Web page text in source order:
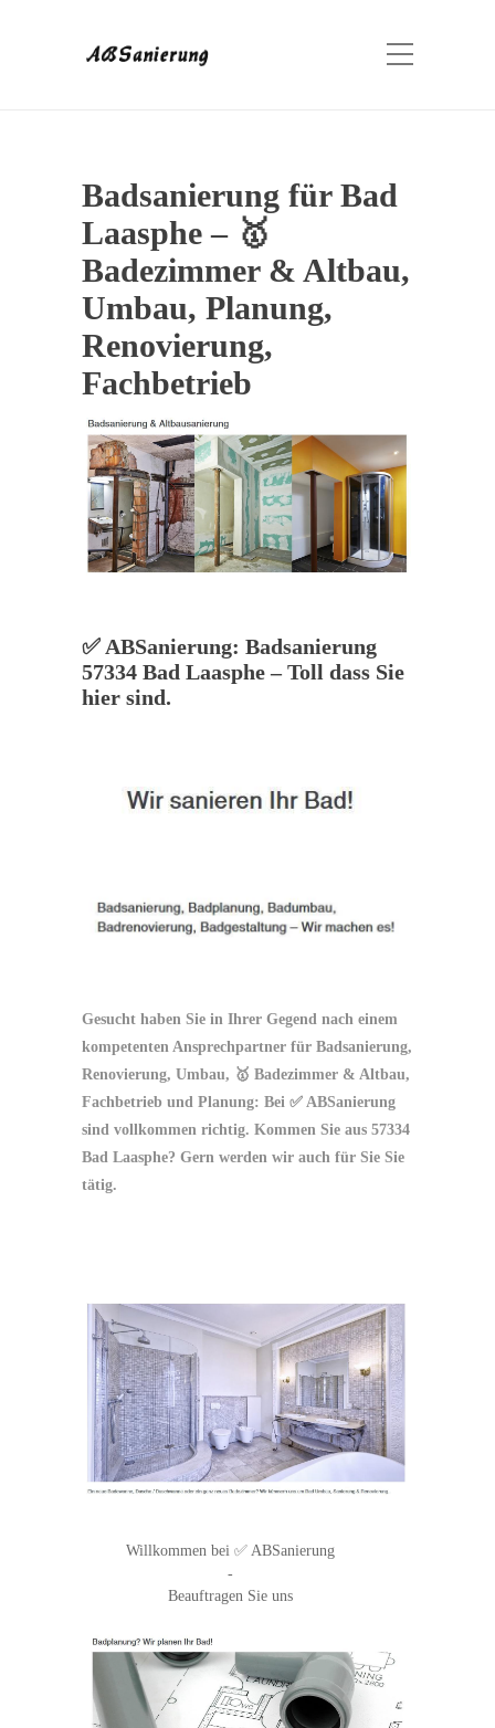
Badsanierung für Bad
Laasphe – 🥇
Badezimmer & Altbau,
Umbau, Planung,
Renovierung,
Fachbetrieb
✅ ABSanierung: Badsanierung
57334 Bad Laasphe – Toll dass Sie
hier sind.
Gesucht haben Sie in Ihrer Gegend nach einem
kompetenten Ansprechpartner für Badsanierung,
Renovierung, Umbau, 🥇 Badezimmer & Altbau,
Fachbetrieb und Planung: Bei ✅ ABSanierung
sind vollkommen richtig. Kommen Sie aus 57334
Bad Laasphe? Gern werden wir auch für Sie Sie
tätig.
Willkommen bei ✅ ABSanierung
-
Beauftragen Sie uns